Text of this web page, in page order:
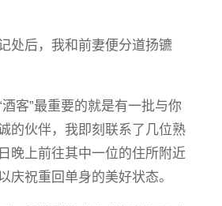
处后，我和前妻便分道扬镳
酒客”最重要的就是有一批与你
的伙伴，我即刻联系了几位熟
晚上前往其中一位的住所附近
庆祝重回单身的美好状态。